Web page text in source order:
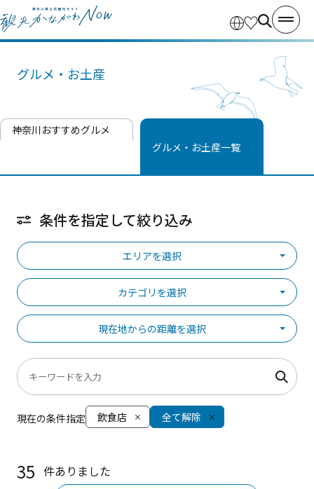
グルメ・お土産
神奈川おすすめグルメ
グルメ・お土産一覧
条件を指定して絞り込み
エリアを選択
カテゴリを選択
現在地からの距離を選択
現在の条件指定 飲食店 全て解除
35 件ありました